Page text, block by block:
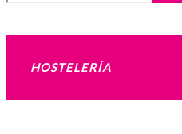
HOSTELERÍA